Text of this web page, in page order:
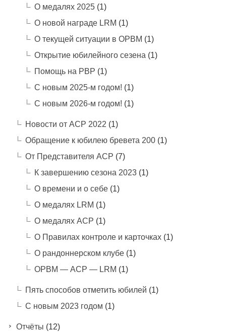
О медалях 2025(1)
О новой награде LRM (1)
О текущей ситуации в ОРВМ (1)
Открытие юбилейного сезена (1)
Помощь на РВР (1)
С новым 2025-м годом! (1)
С новым 2026-м годом! (1)
Новости от АСР 2022 (1)
Обращение к юбилею бревета 200(1)
От Представителя АСР (7)
К завершению сезона 2023(1)
О времени и о себе(1)
О медалях LRM (1)
О медалях АСР (1)
О Правилах контроле и карточках(1)
О рандоннерском клубе(1)
ОРВМ — АСР — LRM (1)
Пять способов отметить юбилей (1)
С новым 2023 годом (1)
Отчёты (12)